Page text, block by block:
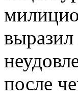
после